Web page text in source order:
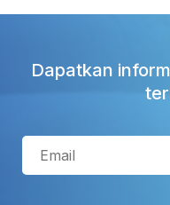
Dapatkan